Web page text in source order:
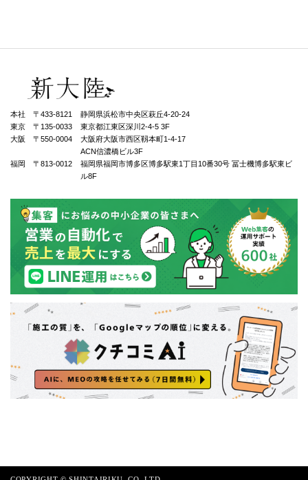
本社 〒433-8121
静岡県浜松市中央区萩丘4-20-24
東京 〒135-0033
東京都江東区深川2-4-5 3F
大阪 〒550-0004
⼤阪府⼤阪市⻄区靱本町1-4-17
ACN信濃橋ビル3F
福岡 〒813-0012
福岡県福岡市博多区博多駅東1丁⽬10番30号 冨士機博多駅東ビ
ル8F